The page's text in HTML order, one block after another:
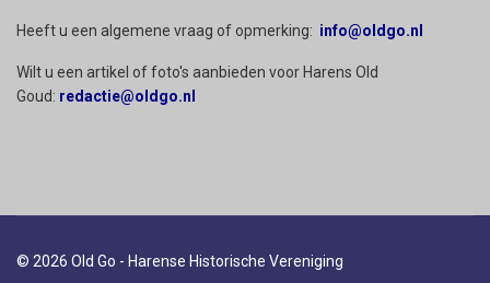
Heeft u een algemene vraag of opmerking: info@oldgo.nl
Wilt u een artikel of foto's aanbieden voor Harens Old
Goud: redactie@oldgo.nl
© 2026 Old Go - Harense Historische Vereniging